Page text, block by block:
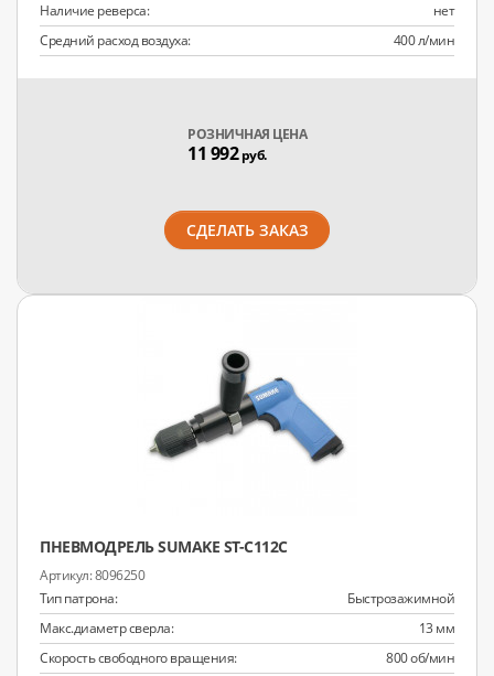
Наличие реверса:
нет
Средний расход воздуха:
400 л/мин
РОЗНИЧНАЯ ЦЕНА
11 992руб.
СДЕЛАТЬ ЗАКАЗ
ПНЕВМОДРЕЛЬ SUMAKE ST-C112C
8096250
Тип патрона:
Быстрозажимной
Макс.диаметр сверла:
13 мм
Скорость свободного вращения:
800 об/мин